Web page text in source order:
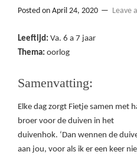
Posted on April 24, 2020 Leave
Leeftijd: Va. 6 a 7 jaar
Thema: oorlog
Samenvatting:
Elke dag zorgt Fietje samen met
broer voor de duiven in het
duivenhok. ‘Dan wennen de
aan jou, voor als ik er een keer